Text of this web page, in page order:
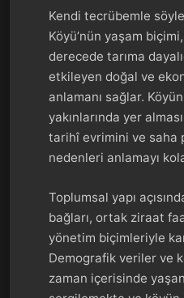
Kendi tecrübemle
Köyü’nün yaşam
derecede tarıma
etkileyen doğal ve
anlamanı sağlar. Köyün
yakınlarında yer
tarihî evrimini ve saha
nedenleri anlamayı
Toplumsal yapı
bağları, ortak ziraat
yönetim biçimleriyle
Demografik veriler ve
zaman içerisinde